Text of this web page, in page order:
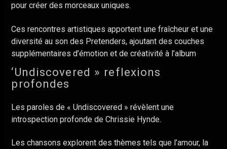
pour créer des morceaux uniques.
Ces rencontres artistiques apportent une fraîcheur et une
diversité au son des Pretenders, ajoutant des couches
supplémentaires d’émotion et de créativité à l’album
‘Undiscovered » reflexions
profondes
Les paroles de « Undiscovered » révèlent une
introspection profonde de Chrissie Hynde.
Les chansons explorent des thèmes tels que l’amour, la